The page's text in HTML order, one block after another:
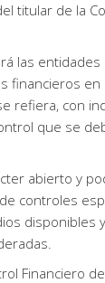
titular de la
las
financieros en
refiera, con
que se
abierto y
controles
disponibles
Financiero